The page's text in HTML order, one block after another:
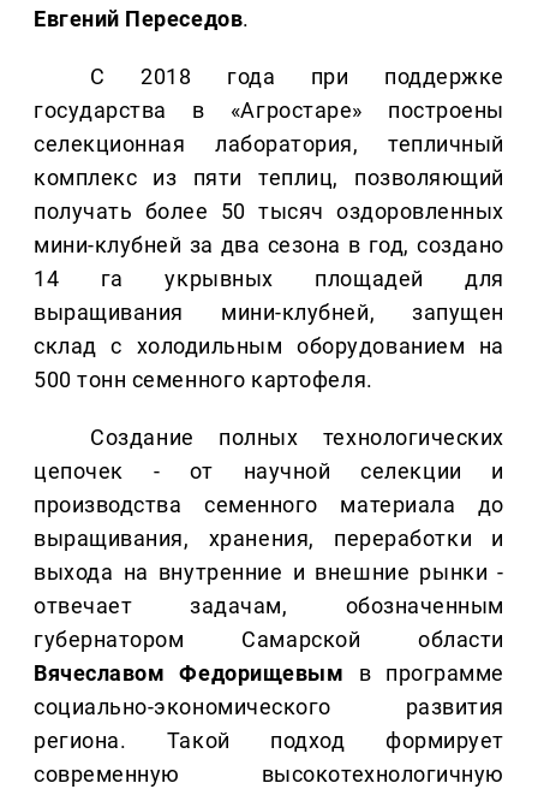
Евгений Переседов.
С 2018 года при поддержке
государства в «Агростаре» построены
селекционная лаборатория, тепличный
комплекс из пяти теплиц, позволяющий
получать более 50 тысяч оздоровленных
мини-клубней за два сезона в год, создано
14 га укрывных площадей для
выращивания мини-клубней, запущен
склад с холодильным оборудованием на
500 тонн семенного картофеля.
Создание полных технологических
цепочек - от научной селекции и
производства семенного материала до
выращивания, хранения, переработки и
выхода на внутренние и внешние рынки -
отвечает задачам, обозначенным
губернатором Самарской области
Вячеславом Федорищевым в программе
социально-экономического развития
региона. Такой подход формирует
современную высокотехнологичную